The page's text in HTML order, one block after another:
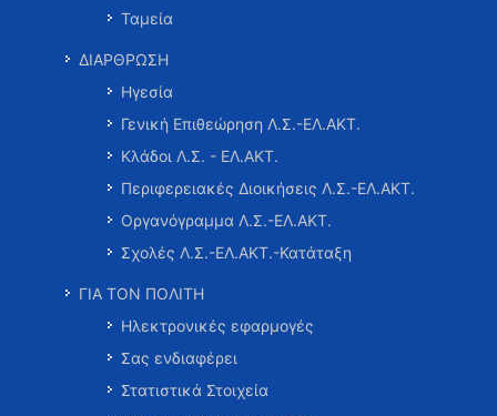
Ταμεία
ΔΙΑΡΘΡΩΣΗ
Ηγεσία
Γενική Επιθεώρηση Λ.Σ.-ΕΛ.ΑΚΤ.
Κλάδοι Λ.Σ. - ΕΛ.ΑΚΤ.
Περιφερειακές Διοικήσεις Λ.Σ.-ΕΛ.ΑΚΤ.
Οργανόγραμμα Λ.Σ.-ΕΛ.ΑΚΤ.
Σχολές Λ.Σ.-ΕΛ.ΑΚΤ.-Κατάταξη
ΓΙΑ ΤΟΝ ΠΟΛΙΤΗ
Ηλεκτρονικές εφαρμογές
Σας ενδιαφέρει
Στατιστικά Στοιχεία